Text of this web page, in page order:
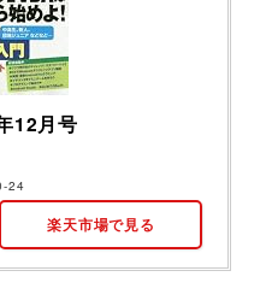
12月号
24
楽天市場で見る